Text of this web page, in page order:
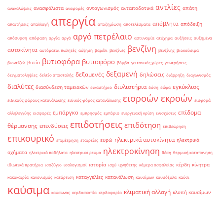
ανακαλύψεις ανασφάλιστα αναφορές ανταγωνισμός ανταποδοτικά αντλίες απάτη
απαιτήσεις απαλλαγή απεργία αποζημίωση αποτελέσματα απόβλητα απόδειξη
απόσυρση απόφαση αργία αργό αργό πετρέλαιο αστυνομία ατύχημα αυξήσεις αυξημένα
αυτοκίνητα αυτόματοι πωλητές αύξηση βαρέλι βενζίνες βενζίνη βενζίνης βιοκαύσιμα
βιοντίζελ βυτίο βυτιοφόρα βυτιοφόρο βόμβα γειτονικές χώρες γεωτρήσεις
δειγματοληψίες δελτίο αποστολής δεξαμενές δεξαμενή δηλώσεις διάρρηξη διαγωνισμός
διαλύτες διασύνδεση ταμειακών δικαστήριο διυλιστήρια δόση δώρα εγκύκλιος
ειδικούς φόρους κατανάλωσης ειδικός φόρος κατανάλωσης εισροών εκροών εισφορά
αλληλεγγύης εισφορές εμπάργκο εμπρησμός εμπόριο ενεργειακή κρίση ενισχύσεις επίδομα
θέρμανσης επενδύσεις επιδοτήσεις επιδότηση επιθεώρηση
επικουρικό επιμέτρηση εταιρείες ευρώ ηλεκτρικά αυτοκίνητα ηλεκτρικά
οχήματα ηλεκτρικά ποδήλατα ηλεκτρικό ρεύμα ηλεκτροκίνηση θέση θερμική καταπόνηση
ιδιωτικά πρατήρια ισοζύγιο ισολογισμοί ιστορία ισχύ ιχνηθέτης κάμερα ασφαλείας κέρδη κίνητρα
κακοκαιρία κανονισμός κατάρτιση καταγγελίες κατανάλωση καυσίμων καυσόξυλα καύσι
καύσιμα καύσωνας κερδοσκοπία κερδοφορία κλιματική αλλαγή κλοπή καυσίμων